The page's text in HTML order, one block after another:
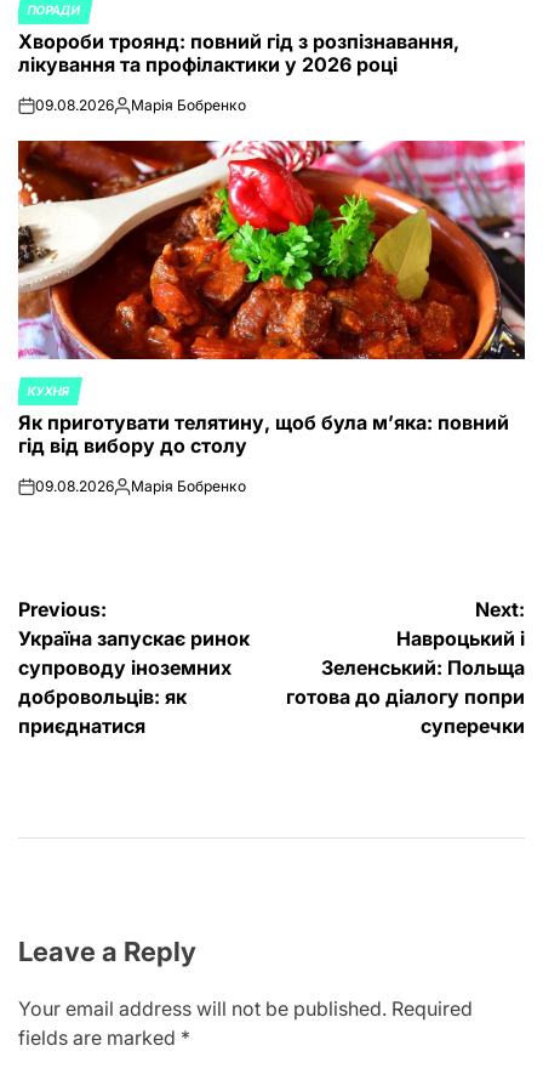
POSTED
IN
ПОРАДИ
Хвороби троянд: повний гід з розпізнавання,
лікування та профілактики у 2026 році
on09.08.2026Posted
Марія Бобренко
POSTED
IN
КУХНЯ
Як приготувати телятину, щоб була м’яка: повний
гід від вибору до столу
on09.08.2026Posted
Марія Бобренко
Post
navigation
Previous:
Україна запускає ринок
супроводу іноземних
добровольців: як
приєднатися
Next:
Навроцький і
Зеленський: Польща
готова до діалогу попри
суперечки
Leave a Reply
Your email address will not be published. Required
fields are marked *